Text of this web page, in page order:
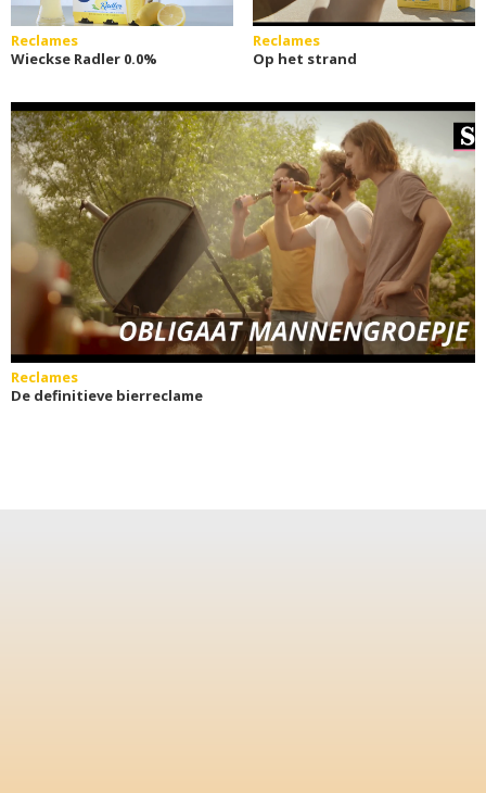
Reclames
Wieckse Radler 0.0%
Reclames
Op het strand
Reclames
De definitieve bierreclame